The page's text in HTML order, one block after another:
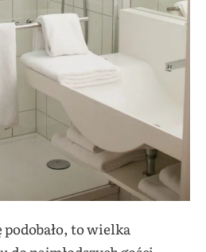
podobało, to wielka